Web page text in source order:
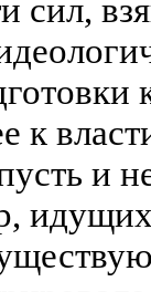
сил,
к
и